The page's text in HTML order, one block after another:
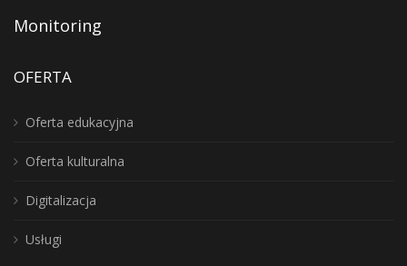
Monitoring
OFERTA
Oferta edukacyjna
Oferta kulturalna
Digitalizacja
Usługi